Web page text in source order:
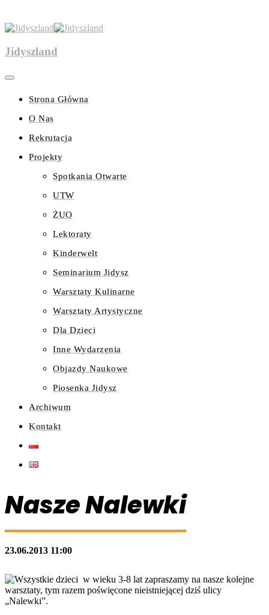
Jidyszland
Strona Główna
O Nas
Rekrutacja
Projekty
Spotkania Otwarte
UTW
ŻUO
Lektoraty
Kinderwelt
Seminarium Jidysz
Warsztaty Kulinarne
Warsztaty Artystyczne
Dla Dzieci
Inne Wydarzenia
Objazdy Naukowe
Piosenka Jidysz
Archiwum
Kontakt
Nasze Nalewki
23.06.2013 11:00
Wszystkie dzieci w wieku 3-8 lat zapraszamy na nasze kolejne
warsztaty, tym razem poświęcone nieistniejącej dziś ulicy
„Nalewki”.